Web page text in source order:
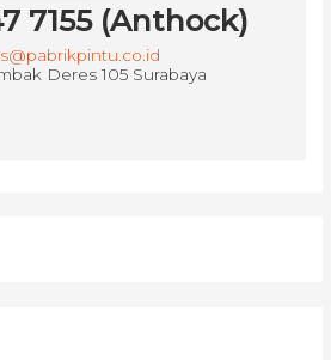
7155 (Anthock)
Deres 105 Surabaya